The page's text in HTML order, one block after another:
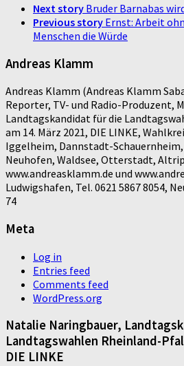
Next story Bruder Barnabas
Previous story Ernst: Arbeit
Menschen die Würde
Andreas Klamm
Andreas Klamm (Andreas Klamm
Reporter, TV- und Radio-Produzent,
Landtagskandidat für die
am 14. März 2021, DIE LINKE,
Iggelheim, Dannstadt-
Neuhofen, Waldsee, Otterstadt,
www.andreasklamm.de und
Ludwigshafen, Tel. 0621 5867 8054,
74
Meta
Log in
Entries feed
Comments feed
WordPress.org
Natalie Naringbauer,
Landtagswahlen Rheinland-
DIE LINKE